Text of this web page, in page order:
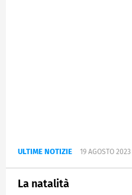
ULTIME NOTIZIE 19 AGOSTO 2023
La natalità